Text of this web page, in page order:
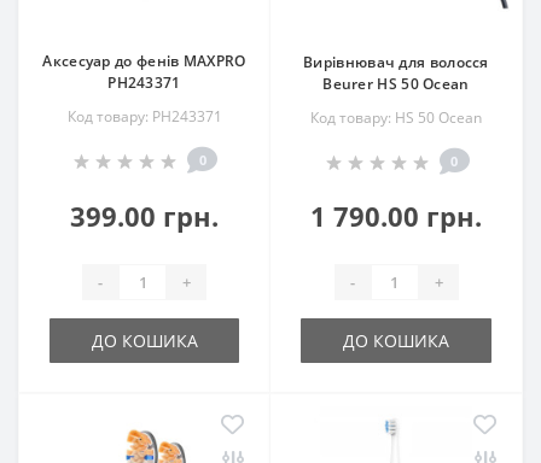
Аксесуар до фенів MAXPRO
РН243371
Код товару: РН243371
0
399.00 грн.
- +
ДО КОШИКА
Вирівнювач для волосся
Beurer HS 50 Ocean
Код товару: HS 50 Ocean
0
1 790.00 грн.
- +
ДО КОШИКА